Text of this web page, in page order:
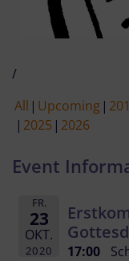
/
All Upcoming
2025 2026
Event
FR.
23
OKT.
2020 17:00